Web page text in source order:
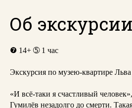
Об экскурсии
❼ 14+ ➄1 час
Экскурсия по музею-квартире
«И всё-таки я счастливый
Гумилёв незадолго до смерти.